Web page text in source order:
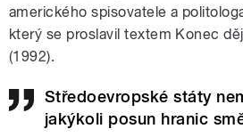
amerického spisovatele a
který se proslavil textem Konec
(1992).
Středoevropské státy
jakýkoli posun hranic